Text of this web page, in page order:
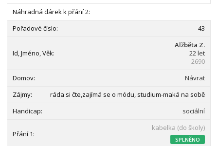
43
Alžběta Z.
22 let
2690
Návrat
ráda si čte,zajímá se o módu, studium-maká na sobě
sociální
kabelka (do školy)
SPLNĚNO